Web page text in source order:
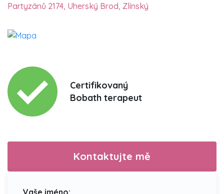
Partyzánů 2174, Uherský Brod, Zlínský
Certifikovaný
Bobath terapeut
Kontaktujte mě
Vaše jméno: